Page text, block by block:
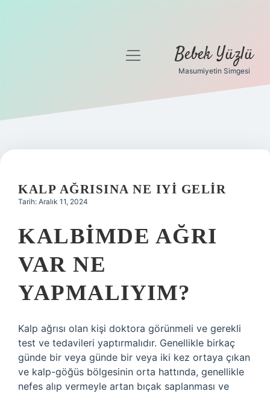
Gizlilik Politikası
Yasal Uyarı
menüyü
Bebek Yüzlü
Masumiyetin Simgesi
KALP AĞRISINA NE IYI GELIR
Tarih: Aralık 11, 2024
KALBIMDE AĞRI
VAR NE
YAPMALIYIM?
Kalp ağrısı olan kişi doktora görünmeli ve gerekli
test ve tedavileri yaptırmalıdır. Genellikle birkaç
günde bir veya günde bir veya iki kez ortaya çıkan
ve kalp-göğüs bölgesinin orta hattında, genellikle
nefes alıp vermeyle artan bıçak saplanması ve